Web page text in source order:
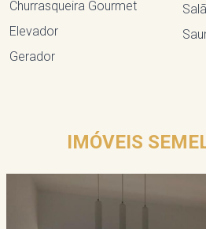
Churrasqueira Gourmet
Elevador
Gerador
IMÓVEIS